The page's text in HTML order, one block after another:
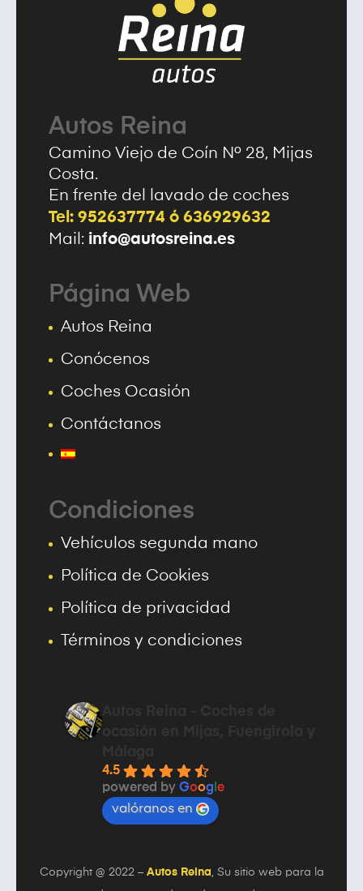
Autos Reina
Camino Viejo de Coín Nº 28, Mijas
Costa.
En frente del lavado de coches
Tel: 952637774 ó 636929632
Mail: info@autosreina.es
Página Web
Autos Reina
Conócenos
Coches Ocasión
Contáctanos
Condiciones
Vehículos segunda mano
Política de Cookies
Política de privacidad
Términos y condiciones
4.5
powered by Google
valóranos en
Copyright @ 2022 – Autos Reina, Su sitio web para la